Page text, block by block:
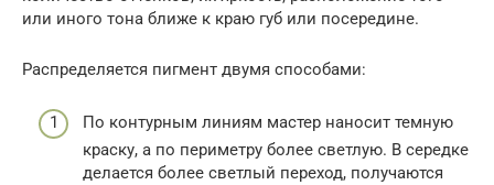
или иного тона ближе к краю губ или посередине.
Распределяется пигмент двумя способами:
По контурным линиям мастер наносит темную
краску, а по периметру более светлую. В середке
делается более светлый переход, получаются